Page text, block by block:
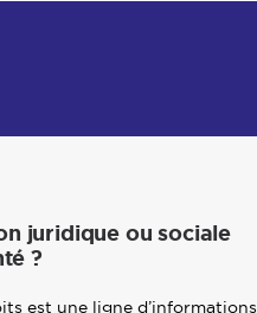
juridique ou sociale
?
est une ligne d’informations